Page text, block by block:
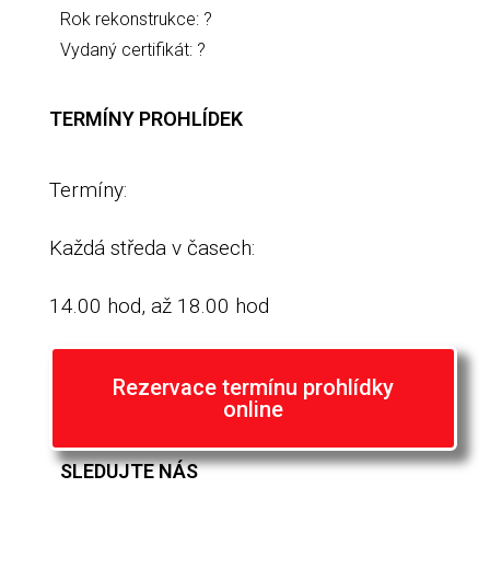
Rok rekonstrukce: ?
Vydaný certifikát: ?
TERMÍNY PROHLÍDEK
Termíny:
Každá středa v časech:
14.00 hod, až 18.00 hod
Rezervace termínu prohlídky
online
SLEDUJTE NÁS